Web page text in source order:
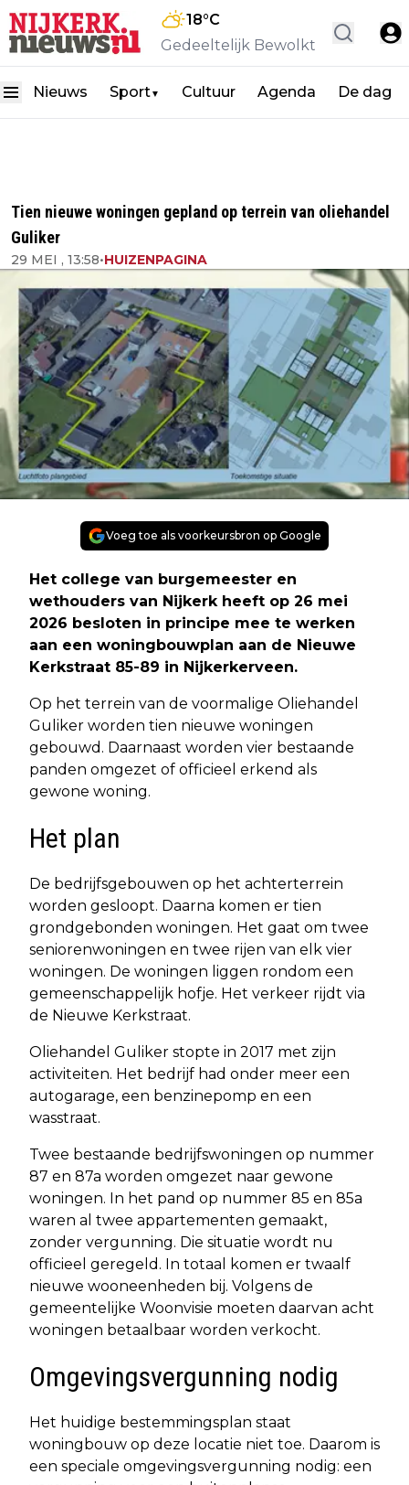
18°C
Gedeeltelijk Bewolkt
Nieuws Sport▼ Cultuur Agenda De dag
Tien nieuwe woningen gepland op terrein van oliehandel
Guliker
29 MEI , 13:58•HUIZENPAGINA
Voeg toe als voorkeursbron op Google
Het college van burgemeester en
wethouders van Nijkerk heeft op 26 mei
2026 besloten in principe mee te werken
aan een woningbouwplan aan de Nieuwe
Kerkstraat 85-89 in Nijkerkerveen.
Op het terrein van de voormalige Oliehandel
Guliker worden tien nieuwe woningen
gebouwd. Daarnaast worden vier bestaande
panden omgezet of officieel erkend als
gewone woning.
Het plan
De bedrijfsgebouwen op het achterterrein
worden gesloopt. Daarna komen er tien
grondgebonden woningen. Het gaat om twee
seniorenwoningen en twee rijen van elk vier
woningen. De woningen liggen rondom een
gemeenschappelijk hofje. Het verkeer rijdt via
de Nieuwe Kerkstraat.
Oliehandel Guliker stopte in 2017 met zijn
activiteiten. Het bedrijf had onder meer een
autogarage, een benzinepomp en een
wasstraat.
Twee bestaande bedrijfswoningen op nummer
87 en 87a worden omgezet naar gewone
woningen. In het pand op nummer 85 en 85a
waren al twee appartementen gemaakt,
zonder vergunning. Die situatie wordt nu
officieel geregeld. In totaal komen er twaalf
nieuwe wooneenheden bij. Volgens de
gemeentelijke Woonvisie moeten daarvan acht
woningen betaalbaar worden verkocht.
Omgevingsvergunning nodig
Het huidige bestemmingsplan staat
woningbouw op deze locatie niet toe. Daarom is
een speciale omgevingsvergunning nodig: een